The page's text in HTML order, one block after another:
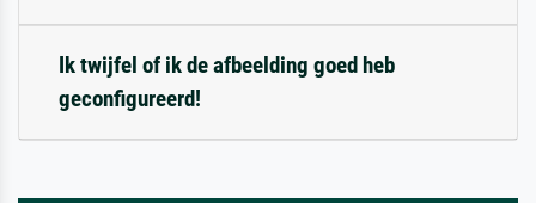
Ik twijfel of ik de afbeelding goed heb
geconfigureerd!